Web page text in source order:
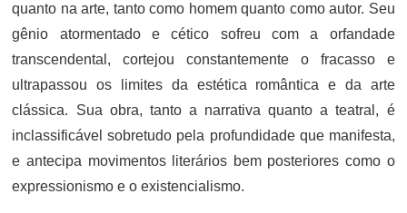
quanto na arte, tanto como homem quanto como autor. Seu
gênio atormentado e cético sofreu com a orfandade
transcendental, cortejou constantemente o fracasso e
ultrapassou os limites da estética romântica e da arte
clássica. Sua obra, tanto a narrativa quanto a teatral, é
inclassificável sobretudo pela profundidade que manifesta,
e antecipa movimentos literários bem posteriores como o
expressionismo e o existencialismo.